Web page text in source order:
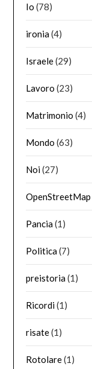
Io (78)
ironia(4)
Israele(29)
Lavoro (23)
Matrimonio (4)
Mondo (63)
Noi(27)
OpenStreetMap
Pancia(1)
Politica(7)
preistoria(1)
Ricordi(1)
risate(1)
Rotolare(1)